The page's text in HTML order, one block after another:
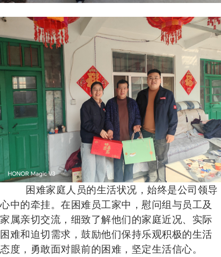
困难家庭人员的生活状况，始终是公司领导
心中的牵挂。在困难员工家中，慰问组与员工及
家属亲切交流，细致了解他们的家庭近况、实际
困难和迫切需求，鼓励他们保持乐观积极的生活
态度，勇敢面对眼前的困难，坚定生活信心。